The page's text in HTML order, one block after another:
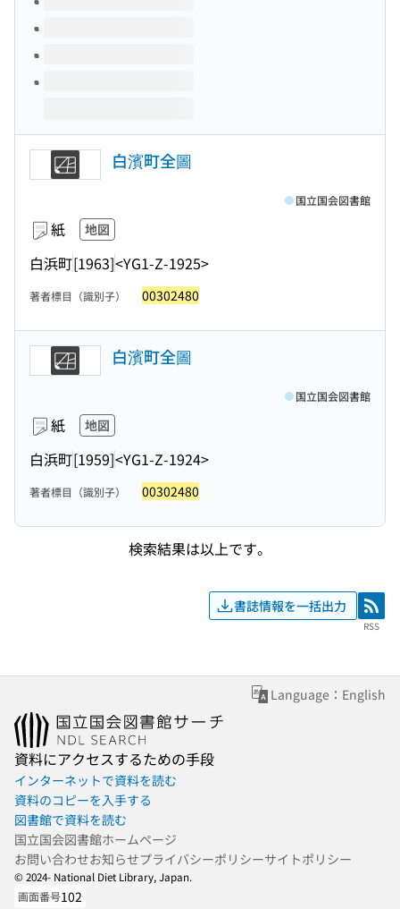
白濱町全圖
紙 地図
白浜町[1963]<YG1-Z-1925>
国立国会図書館
著者標目（識別子） 00302480
白濱町全圖
紙 地図
白浜町[1959]<YG1-Z-1924>
国立国会図書館
著者標目（識別子） 00302480
検索結果は以上です。
書誌情報を一括出力 RSS
RSS
Language：English
資料にアクセスするための手段
インターネットで資料を読む
資料のコピーを入手する
図書館で資料を読む
国立国会図書館ホームページ
お問い合わせお知らせプライバシーポリシーサイトポリシー
© 2024- National Diet Library, Japan.
画面番号102